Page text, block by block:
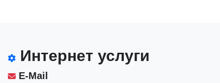
Интернет услуги
E-Mail